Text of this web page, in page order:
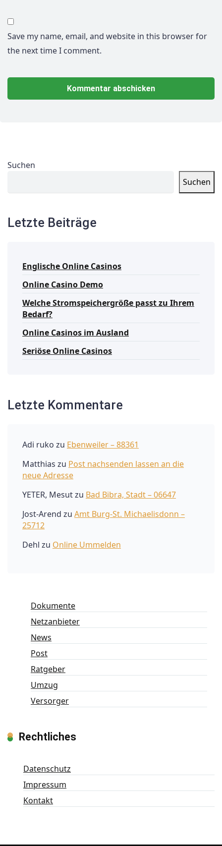
Save my name, email, and website in this browser for
the next time I comment.
Suchen
Suchen
Letzte Beiträge
Englische Online Casinos
Online Casino Demo
Welche Stromspeichergröße passt zu Ihrem
Bedarf?
Online Casinos im Ausland
Seriöse Online Casinos
Letzte Kommentare
Adi ruko zu Ebenweiler – 88361
Matthias zu Post nachsenden lassen an die
neue Adresse
YETER, Mesutzu Bad Bibra, Stadt – 06647
Jost-Arend zu Amt Burg-St. Michaelisdonn –
25712
Dehl zu Online Ummelden
Dokumente
Netzanbieter
News
Post
Ratgeber
Umzug
Versorger
Rechtliches
Datenschutz
Impressum
Kontakt